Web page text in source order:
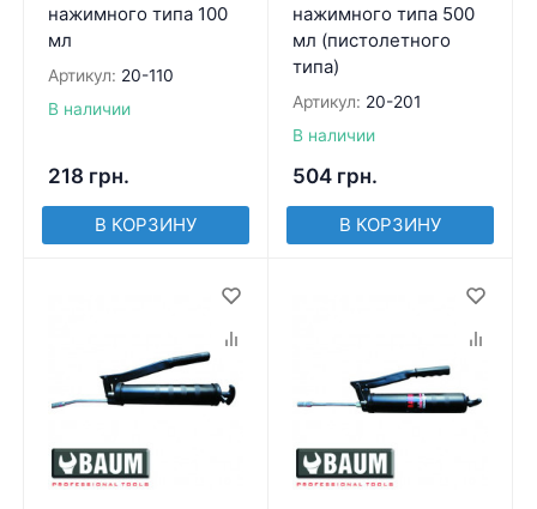
нажимного типа 100
мл
Артикул: 20-110
В наличии
218 грн.
В КОРЗИНУ
нажимного типа 500
мл (пистолетного
типа)
Артикул: 20-201
В наличии
504 грн.
В КОРЗИНУ